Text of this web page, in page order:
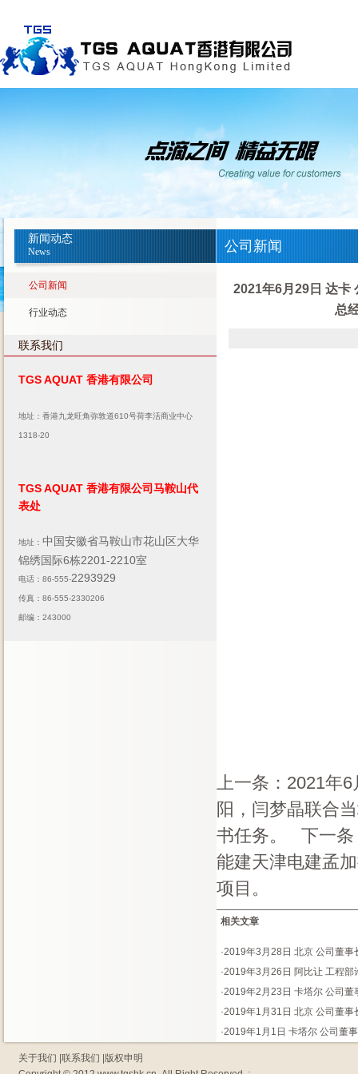
新闻动态
News
公司新闻
行业动态
联系我们
TGS AQUAT 香港有限公司
地址：香港九龙旺角弥敦道610号荷李活商业中心
1318-20
TGS AQUAT 香港有限公司马鞍山代
表处
地址： 中国安徽省马鞍山市花山区大华
锦绣国际6栋2201-2210室
电话：86-555-2293929
传真：86-555-2330206
邮编：243000
公司新闻
2021年6月29日 达卡
总
上一条： 2021年
阳，闫梦晶联合
书任务。
下一条
能建天津电建孟
项目。
相关文章
·2019年3月28日 北京 公司董事
·2019年3月26日 阿比让 工程部
·2019年2月23日 卡塔尔 公司董
·2019年1月31日 北京 公司董事
·2019年1月1日 卡塔尔 公司董
关于我们 联系我们
版权申明